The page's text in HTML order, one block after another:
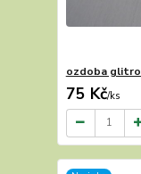
ozdoba
75 Kč/ks